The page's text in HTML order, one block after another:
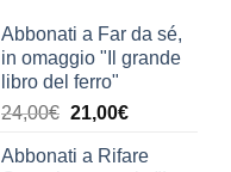
Abbonati a Far da sé,
in omaggio "Il grande
libro del ferro"
24,00€ Il
originale
21,00€Il
attuale
Abbonati a Rifare